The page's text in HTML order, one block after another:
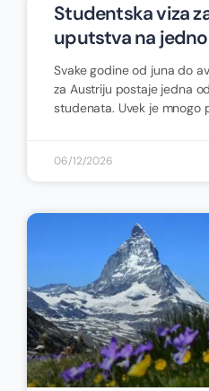
Studentska viza
uputstva na
Svake godine od juna do
za Austriju postaje jedna
studenata. Uvek je mnogo
06/12/2026